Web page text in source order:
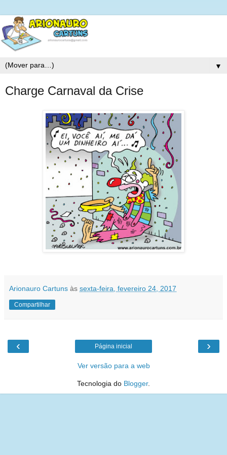
▼
Charge Carnaval da Crise
Arionauro Cartuns às sexta-feira, fevereiro 24, 2017
Compartilhar
‹ ›
Página inicial
Ver versão para a web
Tecnologia do Blogger.